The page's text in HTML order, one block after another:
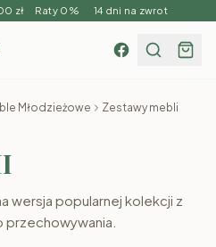
zł Raty 0% 14 dni na zwrot
Młodzieżowe
Zestawy mebli
wersja popularnej kolekcji z